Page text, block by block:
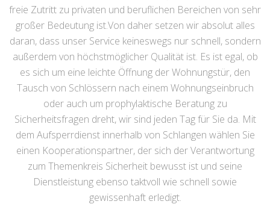
freie Zutritt zu privaten und beruflichen Bereichen von sehr
großer Bedeutung ist.Von daher setzen wir absolut alles
daran, dass unser Service keineswegs nur schnell, sondern
außerdem von höchstmöglicher Qualität ist. Es ist egal, ob
es sich um eine leichte Öffnung der Wohnungstür, den
Tausch von Schlössern nach einem Wohnungseinbruch
oder auch um prophylaktische Beratung zu
Sicherheitsfragen dreht, wir sind jeden Tag für Sie da. Mit
dem Aufsperrdienst innerhalb von Schlangen wählen Sie
einen Kooperationspartner, der sich der Verantwortung
zum Themenkreis Sicherheit bewusst ist und seine
Dienstleistung ebenso taktvoll wie schnell sowie
gewissenhaft erledigt.